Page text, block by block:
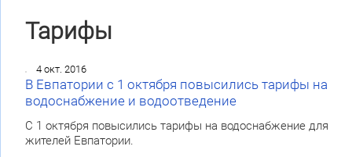
Тарифы
4 окт. 2016
В Евпатории с 1 октября повысились тарифы на
водоснабжение и водоотведение
С 1 октября повысились тарифы на водоснабжение для
жителей Евпатории.